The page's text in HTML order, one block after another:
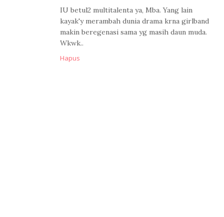
IU betul2 multitalenta ya, Mba. Yang lain
kayak'y merambah dunia drama krna girlband
makin beregenasi sama yg masih daun muda.
Wkwk..
Hapus